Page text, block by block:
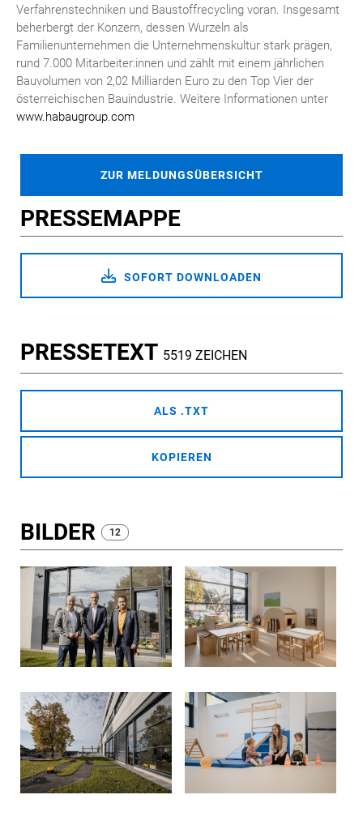
Verfahrenstechniken und Baustoffrecycling voran. Insgesamt
beherbergt der Konzern, dessen Wurzeln als
Familienunternehmen die Unternehmenskultur stark prägen,
rund 7.000 Mitarbeiter:innen und zählt mit einem jährlichen
Bauvolumen von 2,02 Milliarden Euro zu den Top Vier der
österreichischen Bauindustrie. Weitere Informationen unter
www.habaugroup.com
ZUR MELDUNGSÜBERSICHT
PRESSEMAPPE
SOFORT DOWNLOADEN
PRESSETEXT 5519 ZEICHEN
ALS .TXT
KOPIEREN
BILDER 12